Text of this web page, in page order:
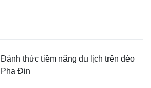
Đánh thức tiềm năng du lịch trên đèo
Pha Đin